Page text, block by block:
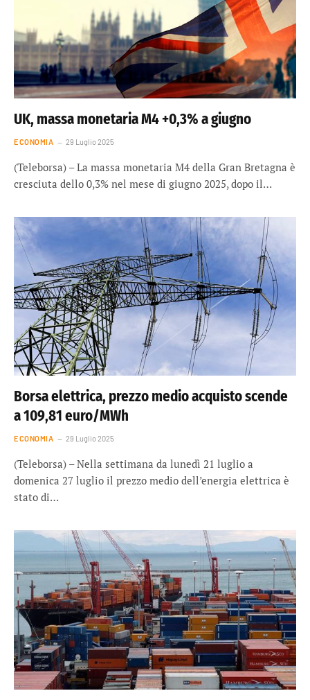
UK, massa monetaria M4 +0,3% a giugno
ECONOMIA 29 Luglio 2025
(Teleborsa) – La massa monetaria M4 della Gran Bretagna è
cresciuta dello 0,3% nel mese di giugno 2025, dopo il…
Borsa elettrica, prezzo medio acquisto scende
a 109,81 euro/MWh
ECONOMIA 29 Luglio 2025
(Teleborsa) – Nella settimana da lunedì 21 luglio a
domenica 27 luglio il prezzo medio dell’energia elettrica è
stato di…